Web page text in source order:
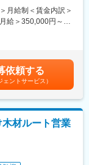
を支え、品質基準
認証の維持管
ー（約8名）の評
時の再発防止策立
推進による業務効率
断的な調整・意思
ップデートの主導
月給制＜賃金内訳＞
給＞350,000円～
依頼する
ェントサービス）
材ルート営業